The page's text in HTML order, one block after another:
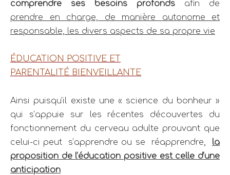
comprendre ses besoins profonds afin de
prendre en charge, de manière autonome et
responsable, les divers aspects de sa propre vie
ÉDUCATION POSITIVE ET
PARENTALITÉ BIENVEILLANTE
Ainsi puisqu’il existe une « science du bonheur »
qui s’appuie sur les récentes découvertes du
fonctionnement du cerveau adulte prouvant que
celui-ci peut s’apprendre ou se réapprendre, la
proposition de l’éducation positive est celle d’une
anticipation